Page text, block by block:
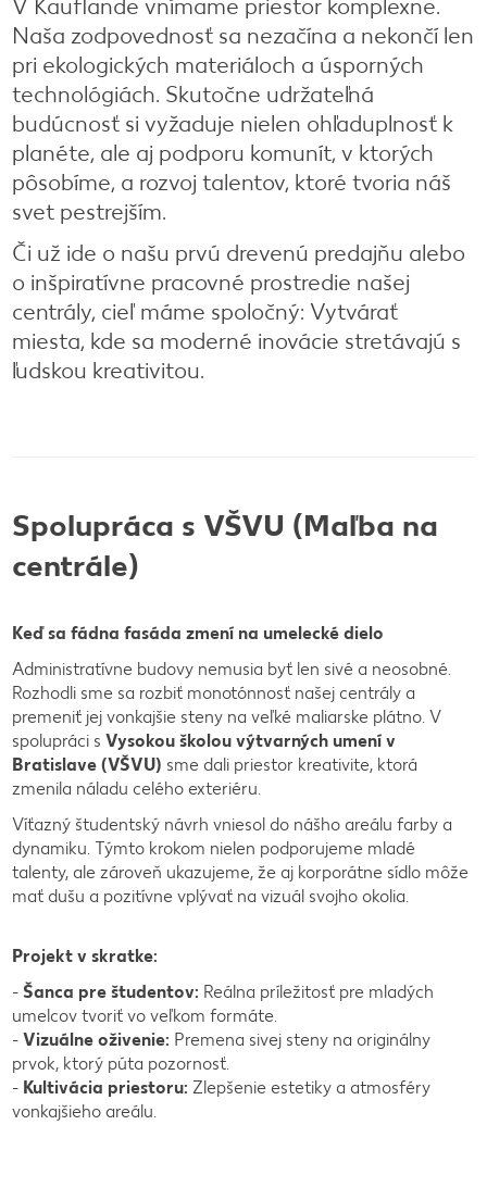
V Kauflande vnímame priestor komplexne.
Naša zodpovednosť sa nezačína a nekončí len
pri ekologických materiáloch a úsporných
technológiách. Skutočne udržateľná
budúcnosť si vyžaduje nielen ohľaduplnosť k
planéte, ale aj podporu komunít, v ktorých
pôsobíme, a rozvoj talentov, ktoré tvoria náš
svet pestrejším.
Či už ide o našu prvú drevenú predajňu alebo
o inšpiratívne pracovné prostredie našej
centrály, cieľ máme spoločný: Vytvárať
miesta, kde sa moderné inovácie stretávajú s
ľudskou kreativitou.
Spolupráca s VŠVU (Maľba na
centrále)
Keď sa fádna fasáda zmení na umelecké dielo
Administratívne budovy nemusia byť len sivé a neosobné.
Rozhodli sme sa rozbiť monotónnosť našej centrály a
premeniť jej vonkajšie steny na veľké maliarske plátno. V
spolupráci s Vysokou školou výtvarných umení v
Bratislave (VŠVU) sme dali priestor kreativite, ktorá
zmenila náladu celého exteriéru.
Víťazný študentský návrh vniesol do nášho areálu farby a
dynamiku. Týmto krokom nielen podporujeme mladé
talenty, ale zároveň ukazujeme, že aj korporátne sídlo môže
mať dušu a pozitívne vplývať na vizuál svojho okolia.
Projekt v skratke:
- Šanca pre študentov: Reálna príležitosť pre mladých
umelcov tvoriť vo veľkom formáte.
- Vizuálne oživenie: Premena sivej steny na originálny
prvok, ktorý púta pozornosť.
- Kultivácia priestoru: Zlepšenie estetiky a atmosféry
vonkajšieho areálu.